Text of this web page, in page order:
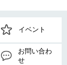
イベント
お問い合わ
せ